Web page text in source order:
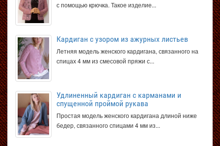
с помощью крючка. Такое изделие...
Кардиган с узором из ажурных листьев
Летняя модель женского кардигана, связанного на
спицах 4 мм из смесовой пряжи с...
Удлиненный кардиган с карманами и
спущенной проймой рукава
Простая модель женского кардигана длиной ниже
бедер, связанного спицами 4 мм из...